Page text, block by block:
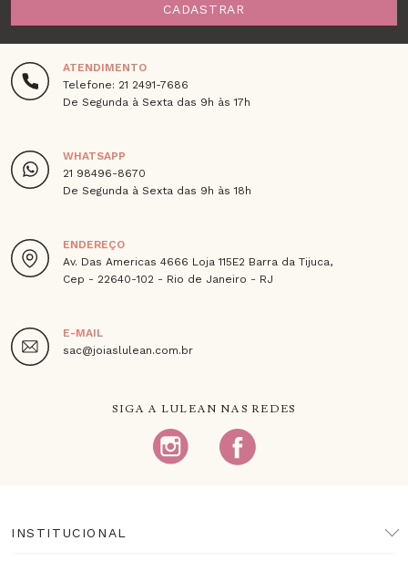
CADASTRAR
ATENDIMENTO
Telefone: 21 2491-7686
De Segunda à Sexta das 9h às 17h
WHATSAPP
21 98496-8670
De Segunda à Sexta das 9h às 18h
ENDEREÇO
Av. Das Americas 4666 Loja 115E2 Barra da Tijuca,
Cep - 22640-102 - Rio de Janeiro - RJ
E-MAIL
sac@joiaslulean.com.br
SIGA A LULEAN NAS REDES
INSTITUCIONAL